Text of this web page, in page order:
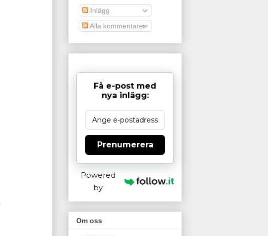
Inlägg
Alla kommentarer
Få e-post med
nya inlägg:
Prenumerera
Powered
by
Om oss